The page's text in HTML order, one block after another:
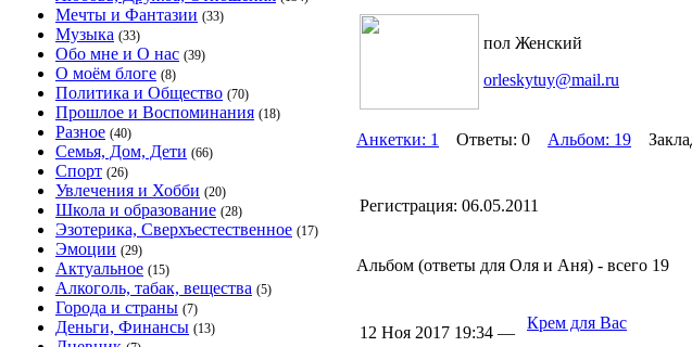
Мечты и Фантазии (33)
Музыка (33)
Обо мне и О нас (39)
О моём блоге (8)
Политика и Общество (70)
Прошлое и Воспоминания (18)
Разное (40)
Семья, Дом, Дети (66)
Спорт (26)
Увлечения и Хобби (20)
Школа и образование (28)
Эзотерика, Сверхъестественное (17)
Эмоции (29)
Актуальное (15)
Алкоголь, табак, вещества (5)
Города и страны (7)
Деньги, Финансы (13)
пол Женский
orleskytuy@mail.ru
Анкетки: 1 Ответы: 0 Альбом: 19
Регистрация: 06.05.2011
Альбом (ответы для Оля и Аня) - всего 19
12 Ноя 2017 19:34 —
Крем для Вас